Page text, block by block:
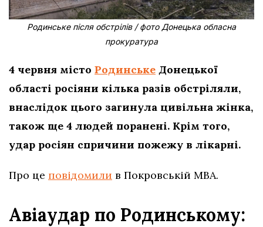
Родинське після обстрілів / фото Донецька обласна
прокуратура
4 червня місто Родинське Донецької
області росіяни кілька разів обстріляли,
внаслідок цього загинула цивільна жінка,
також ще 4 людей поранені. Крім того,
удар росіян спричини пожежу в лікарні.
Про це повідомили в Покровській МВА.
Авіаудар по Родинському: